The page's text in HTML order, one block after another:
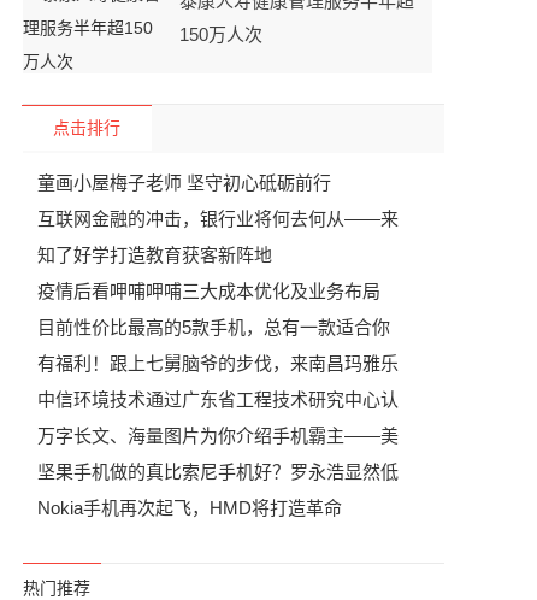
150万人次
点击排行
童画小屋梅子老师 坚守初心砥砺前行
互联网金融的冲击，银行业将何去何从——来
知了好学打造教育获客新阵地
疫情后看呷哺呷哺三大成本优化及业务布局
目前性价比最高的5款手机，总有一款适合你
有福利！跟上七舅脑爷的步伐，来南昌玛雅乐
中信环境技术通过广东省工程技术研究中心认
万字长文、海量图片为你介绍手机霸主——美
坚果手机做的真比索尼手机好？罗永浩显然低
Nokia手机再次起飞，HMD将打造革命
热门推荐